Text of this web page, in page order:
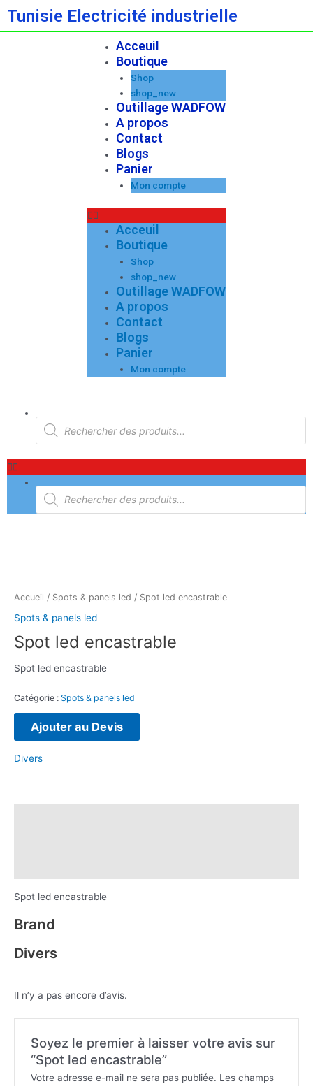
Tunisie Electricité industrielle
Acceuil
Boutique
Shop
shop_new
Outillage WADFOW
A propos
Contact
Blogs
Panier
Mon compte
Menu
Acceuil
Boutique
Shop
shop_new
Outillage WADFOW
A propos
Contact
Blogs
Panier
Mon compte
Recherche
de
produits
Menu
Recherche
de
produits
Accueil / Spots & panels led / Spot led encastrable
Spots & panels led
Spot led encastrable
Spot led encastrable
Catégorie : Spots & panels led
Ajouter au Devis
Divers
Spot led encastrable
Brand
Divers
Il n’y a pas encore d’avis.
Soyez le premier à laisser votre avis sur
“Spot led encastrable”
Votre adresse e-mail ne sera pas publiée. Les champs